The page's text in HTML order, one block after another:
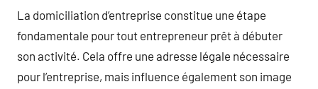
La domiciliation d’entreprise constitue une étape
fondamentale pour tout entrepreneur prêt à débuter
son activité. Cela offre une adresse légale nécessaire
pour l’entreprise, mais influence également son image